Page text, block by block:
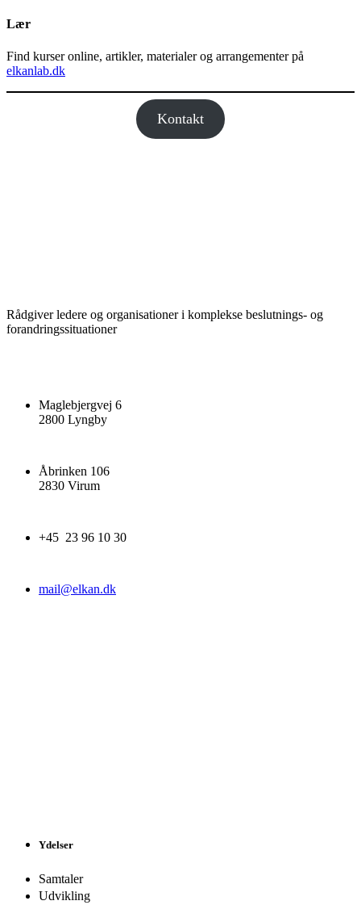
Lær
Find kurser online, artikler, materialer og arrangementer på
elkanlab.dk
Kontakt
Rådgiver ledere og organisationer i komplekse beslutnings- og
forandringssituationer
Maglebjergvej 6
2800 Lyngby
Åbrinken 106
2830 Virum
+45 23 96 10 30
mail@elkan.dk
Ydelser
Samtaler
Udvikling